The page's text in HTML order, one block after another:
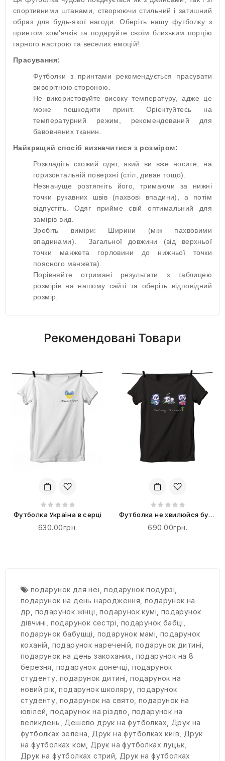
спортивними штанами, створюючи стильний і затишний
образ для будь-якої нагоди. Оберіть нашу футболку з
принтом хом'ячків та подаруйте своїм близьким порцію
гарного настрою та веселих емоцій!
Прасування:
Футболки з принтами рекомендується прасувати
виворітною стороною.
Не використовуйте високу температуру, адже це
може пошкодити принт. Орієнтуйтесь на
температурний режим, рекомендований для
бавовняних тканин.
Найкращий спосіб визначитися з розміром:
Розкладіть схожий одяг, який ви вже носите, на
горизонтальній поверхні (стіл, диван тощо).
Незначуще розтягніть його, тримаючи за нижні
точки рукавних швів (пахвові впадини), а потім
відпустіть. Одяг прийме свій оптимальний для
замірів вид.
Зробіть виміри: Ширини (між пахвовими
впадинами). Загальної довжини (від верхньої
точки манжета горловини до нижньої точки
поясного манжета).
Порівняйте отримані результати з таблицею
розмірів на нашому сайті та оберіть відповідний
розмір.
Рекомендовані Товари
Футболка Україна в серці
630.00грн.
Футболка не хвилюйся буть
пандою
690.00грн.
подарунок для неї,подарунок подурзі,
подарунок на день народження,подарунок на
др, подарунок жінці,подарунок кумі, подарунок
дівчині, подарунок сестрі, подарунок бабці,
подарунок бабушці, подарунок мамі,подарунок
коханій, подарунок нареченій,подарунок дитині,
подарунок на день закоханих, подарунок на 8
березня, подарунок донечці,подарунок
студенту,подарунок дитині,подарунок на
новий рік,подарунок школяру,подарунок
студенту,подарунок на свято,подарунок на
ювілей,подарунок на різдво, подарунок на
великдень,Дешево друк на футболках, Друк на
футболках зелена,Друк на футболках київ, Друк
на футболках ком,Друк на футболках луцьк,
Друк на футболках стрий,Друк на футболках